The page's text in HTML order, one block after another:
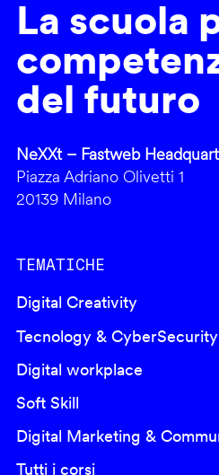
La scuola
del futuro
NeXXt – Fastweb
Piazza Adriano Olivetti 1
20139 Milano
TEMATICHE
Digital Creativity
Tecnology & CyberSecurity
Digital workplace
Soft Skill
Digital Marketing &
Tutti i corsi